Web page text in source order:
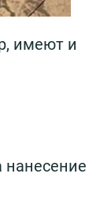
имеют и